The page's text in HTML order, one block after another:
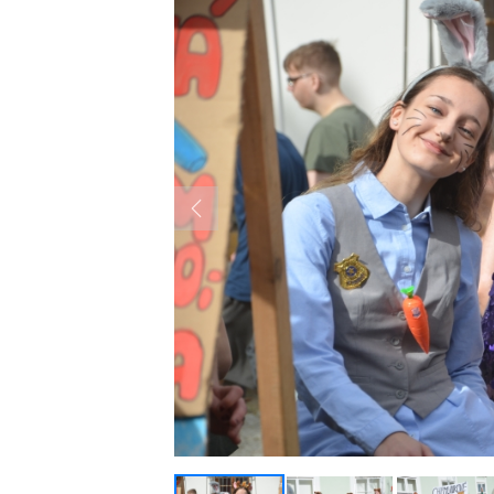
Previous